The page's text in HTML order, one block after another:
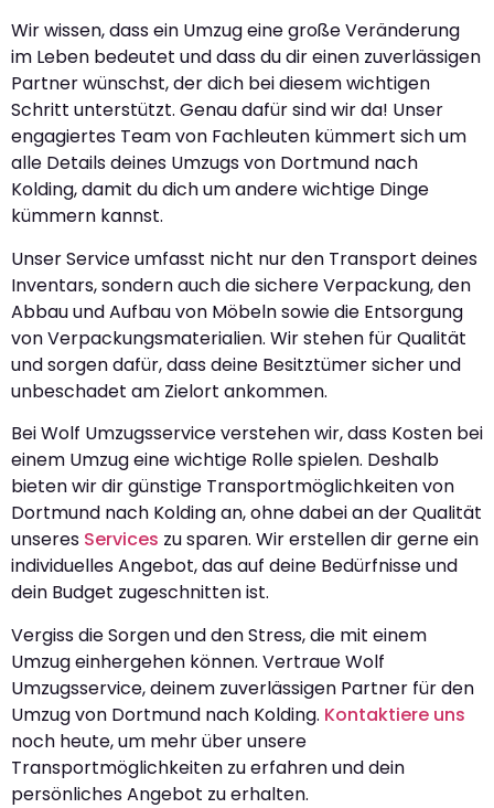
Wir wissen, dass ein Umzug eine große Veränderung
im Leben bedeutet und dass du dir einen zuverlässigen
Partner wünschst, der dich bei diesem wichtigen
Schritt unterstützt. Genau dafür sind wir da! Unser
engagiertes Team von Fachleuten kümmert sich um
alle Details deines Umzugs von Dortmund nach
Kolding, damit du dich um andere wichtige Dinge
kümmern kannst.
Unser Service umfasst nicht nur den Transport deines
Inventars, sondern auch die sichere Verpackung, den
Abbau und Aufbau von Möbeln sowie die Entsorgung
von Verpackungsmaterialien. Wir stehen für Qualität
und sorgen dafür, dass deine Besitztümer sicher und
unbeschadet am Zielort ankommen.
Bei Wolf Umzugsservice verstehen wir, dass Kosten bei
einem Umzug eine wichtige Rolle spielen. Deshalb
bieten wir dir günstige Transportmöglichkeiten von
Dortmund nach Kolding an, ohne dabei an der Qualität
unseres Services zu sparen. Wir erstellen dir gerne ein
individuelles Angebot, das auf deine Bedürfnisse und
dein Budget zugeschnitten ist.
Vergiss die Sorgen und den Stress, die mit einem
Umzug einhergehen können. Vertraue Wolf
Umzugsservice, deinem zuverlässigen Partner für den
Umzug von Dortmund nach Kolding. Kontaktiere uns
noch heute, um mehr über unsere
Transportmöglichkeiten zu erfahren und dein
persönliches Angebot zu erhalten.